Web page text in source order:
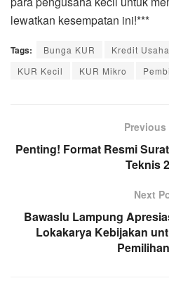
lewatkan kesempatan ini!***
Tags: Bunga KUR Kredit
KUR Kecil
KUR Mikro
Previous
Penting! Format Resmi
Teknis
Next
Bawaslu Lampung
Lokakarya Kebijakan